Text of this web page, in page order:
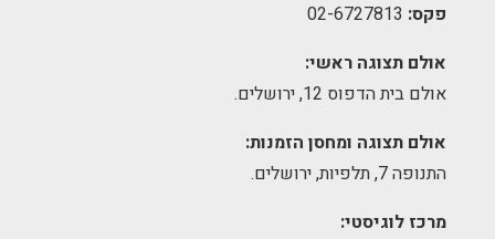
פקס:
אולם תצוגה ראשי:
אולם בית הדפוס 12, ירושלים.
אולם תצוגה ומחסן הזמנות:
התנופה 7, תלפיות, ירושלים.
מרכז לוגיסטי: